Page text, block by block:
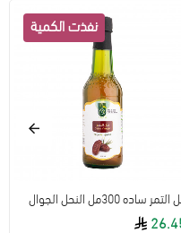
ساده 300مل النحل الجوال